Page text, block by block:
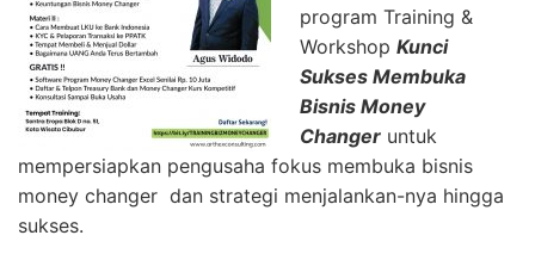
program Training &
Workshop Kunci
Sukses Membuka
Bisnis Money
Changer untuk
mempersiapkan pengusaha fokus membuka bisnis
money changer dan strategi menjalankan-nya hingga
sukses.